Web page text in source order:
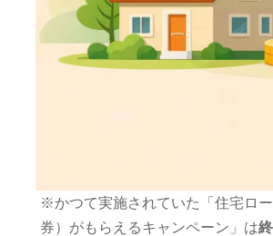
※かつて実施されていた「住宅ロ
券）がもらえるキャンペーン」は